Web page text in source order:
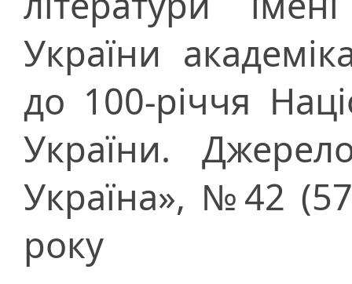
України
до 100-річчя
України.
Україна», №42
року